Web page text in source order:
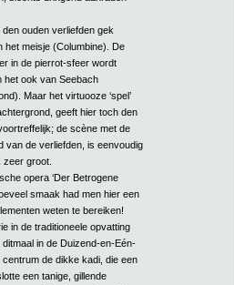
den ouden verliefden gek
het meisje (Columbine). De
in de pierrot-sfeer wordt
het ook van Seebach
Maar het virtuooze ‘spel’
geeft hier toch den
de scène met de
van de verliefden, is eenvoudig
groot.
opera ‘Der Betrogene
smaak had men hier een
weten te bereiken!
in de traditioneele opvatting
in de Duizend-en-Eén-
de dikke kadi, die een
een tanige, gillende